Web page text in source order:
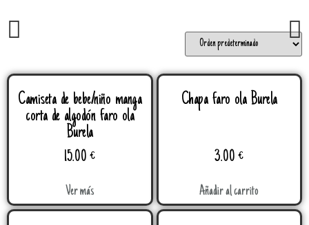
Camiseta de bebe/niño manga
corta de algodón faro ola
Burela
15.00€
Ver más
Chapa faro ola Burela
3.00€
Añadir al carrito